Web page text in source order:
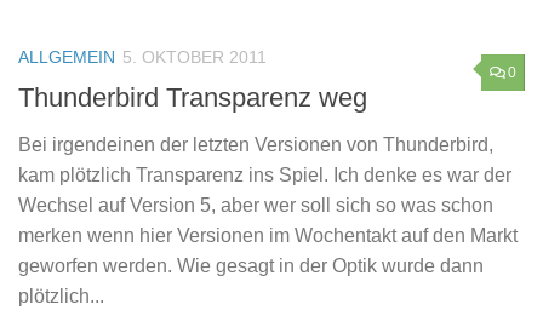
0
ALLGEMEIN 5. OKTOBER 2011
Thunderbird Transparenz weg
Bei irgendeinen der letzten Versionen von Thunderbird,
kam plötzlich Transparenz ins Spiel. Ich denke es war der
Wechsel auf Version 5, aber wer soll sich so was schon
merken wenn hier Versionen im Wochentakt auf den Markt
geworfen werden. Wie gesagt in der Optik wurde dann
plötzlich...